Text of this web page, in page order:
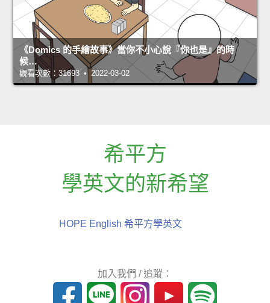
《Domics 的手繪故事》當你不小心說『你也是』的時
候…
觀看次數：31693 • 2022-03-02
希平方
學英文的新希望
HOPE English 希平方學英文
加入我們 / 追蹤：